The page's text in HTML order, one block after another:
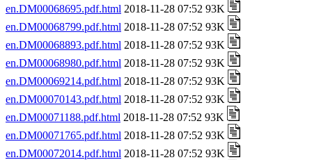
en.DM00068695.pdf.html 2018-11-28 07:52 93K
en.DM00068799.pdf.html 2018-11-28 07:52 93K
en.DM00068893.pdf.html 2018-11-28 07:52 93K
en.DM00068980.pdf.html 2018-11-28 07:52 93K
en.DM00069214.pdf.html 2018-11-28 07:52 93K
en.DM00070143.pdf.html 2018-11-28 07:52 93K
en.DM00071188.pdf.html 2018-11-28 07:52 93K
en.DM00071765.pdf.html 2018-11-28 07:52 93K
en.DM00072014.pdf.html 2018-11-28 07:52 93K